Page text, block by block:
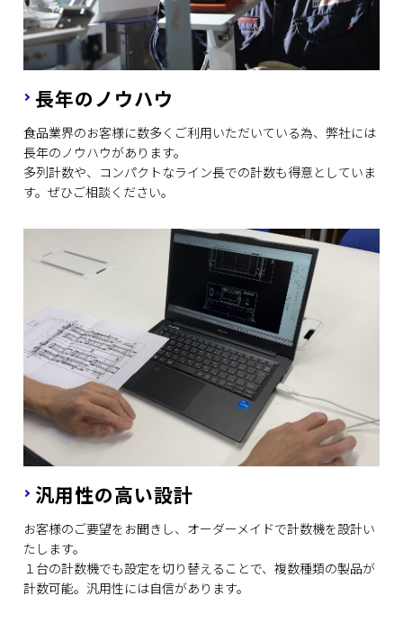
長年のノウハウ
食品業界のお客様に数多くご利用いただいている為、弊社には
長年のノウハウがあります。
多列計数や、コンパクトなライン長での計数も得意としていま
す。ぜひご相談ください。
汎用性の高い設計
お客様のご要望をお聞きし、オーダーメイドで計数機を設計い
たします。
１台の計数機でも設定を切り替えることで、複数種類の製品が
計数可能。汎用性には自信があります。